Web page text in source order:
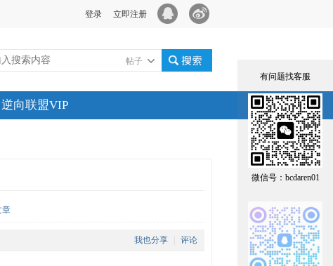
立即注册
登录
帖子
逆向联盟VIP
有问题找客服
微信号：bcdaren01
章
我也分享 评论